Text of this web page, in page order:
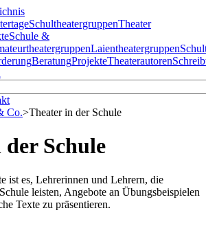
SchultheatergruppenTheater
Schule &
Laientheatergruppen
BeratungProjekteTheaterautoren
Co.>Theater in der Schule
Schule
ist es, Lehrerinnen und Lehrern, die
leisten, Angebote an Übungsbeispielen
Texte zu präsentieren.